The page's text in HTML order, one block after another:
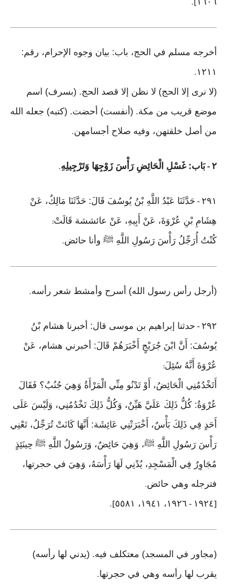
].
أخرجه مسلم في الحج، باب: بيان وجوه الإحرام، رقم:
١٢١١.
(لا نرى إلا الحج) لا نظن إلا قصد الحج. (بسرف) اسم
موضع قريب من مكة. (أنفست) أحضت. (كتبه) جعله الله
من أصل خلقتهن، وفيه صلاح أجسامهن.
٢ -بَاب: غَسْلِ الْحَائِضِ رَأْسَ زَوْجِهَا وَتَرْجِيلِهِ.
٢٩١ - حَدَّثَنَا عَبْدُ اللَّهِ بْنُ يُوسُفَ قَالَ: حَدَّثَنَا مَالِكٌ، عَنْ
هِشَامِ بْنِ عُرْوَةَ، عَنْ أَبِيهِ، عَنْ عائششة قَالَتْ:
كُنْتُ أُرَجِّلُ رَأْسَ رَسُولِ اللَّهِ ﷺ وأنا حائض.
(أرجل رأس رسول الله) أسرح وأمشط شعر رأسه.
٢٩٢ - حدثنا إبراهيم بن موسى قال: أخبرنا هشام بْنُ
يُوسُفَ: أَنَّ ابْنَ جُرَيْجٍ أَخْبَرَهُمْ قَالَ: أخبرني هشام، عَنْ
عُرْوَةَ أَنَّهُ سُئِلَ:
أَتَخْدُمُنِي الْحَائِضُ، أَوْ تَدْنُو مِنِّي الْمَرْأَةُ وَهِيَ جُنُبٌ؟ فَقَالَ
عُرْوَةُ: كُلُّ ذَلِكَ عَلَيَّ هَيِّنٌ، وَكُلُّ ذَلِكَ تَخْدُمُنِي، وَلَيْسَ عَلَى
أَحَدٍ فِي ذَلِكَ بَأْسٌ، أَخْبَرَتْنِي عَائِشَة: أَنَّهَا كَانَتْ تُرَجِّلُ، تَعْنِي
رَأْسَ رَسُولِ اللَّهِ ﷺ، وَهِيَ حَائِضٌ، وَرَسُولُ اللَّهِ ﷺ حِينَئِذٍ
مُجَاوِرٌ فِي الْمَسْجِدِ، يُدْنِي لَهَا رَأْسَهُ، وَهِيَ في حجرتها،
فترجله وهي حائض.
[١٩٢٤ - ١٩٢٦، ١٩٤١، ٥٥٨١ ].
(مجاور في المسجد) معتكلف فيه. (يدني لها رأسه)
يقرب لها رأسه وهي في حجرتها.